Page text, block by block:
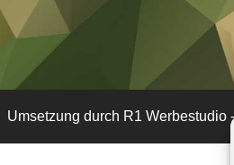
Umsetzung durch R1